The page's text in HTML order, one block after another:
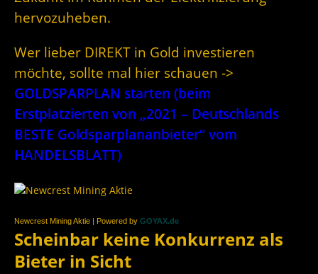
hervozuheben.
Wer lieber DIREKT in Gold investieren
möchte, sollte mal hier schauen ->
GOLDSPARPLAN starten (beim
Erstplatzierten von „2021 – Deutschlands
BESTE Goldsparplananbieter“ vom
HANDELSBLATT)
Newcrest Mining Aktie | Powered by GOYAX.de
Scheinbar keine Konkurrenz als
Bieter in Sicht